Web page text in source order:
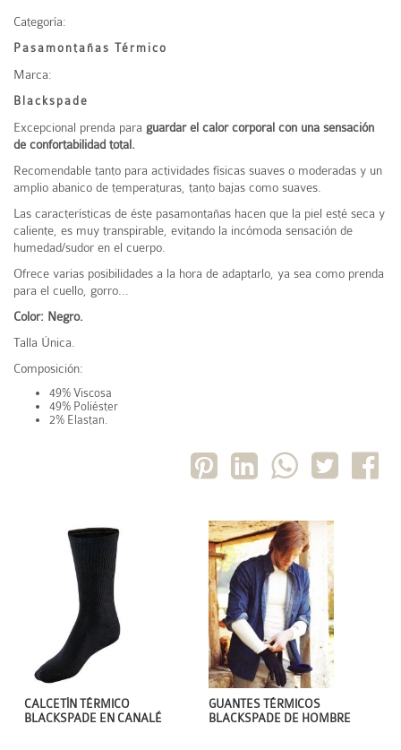
Categoría:
Pasamontañas Térmico
Marca:
Blackspade
Excepcional prenda para guardar el calor corporal con una sensación
de confortabilidad total.
Recomendable tanto para actividades físicas suaves o moderadas y un
amplio abanico de temperaturas, tanto bajas como suaves.
Las características de éste pasamontañas hacen que la piel esté seca y
caliente, es muy transpirable, evitando la incómoda sensación de
humedad/sudor en el cuerpo.
Ofrece varias posibilidades a la hora de adaptarlo, ya sea como prenda
para el cuello, gorro...
Color: Negro.
Talla Única.
Composición:
49% Viscosa
49% Poliéster
2% Elastan.
GUANTES TÉRMICOS
BLACKSPADE DE HOMBRE
CALCETÍN TÉRMICO
BLACKSPADE EN CANALÉ